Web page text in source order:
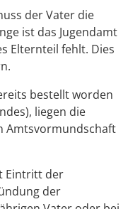
der Vater die
ist das Jugendamt
Elternteil fehlt. Dies
bestellt worden
liegen die
Amtsvormundschaft
Eintritt der
der